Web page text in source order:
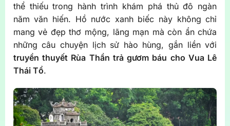
thể thiếu trong hành trình khám phá thủ đô ngàn
năm văn hiến. Hồ nước xanh biếc này không chỉ
mang vẻ đẹp thơ mộng, lãng mạn mà còn ẩn chứa
những câu chuyện lịch sử hào hùng, gắn liền với
truyền thuyết Rùa Thần trả gươm báu cho Vua Lê
Thái Tổ.